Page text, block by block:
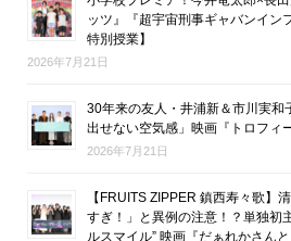
ッツ』『超宇宙刑事ギャバンイン
特別授業】
2026年7月21日
30年来の友人・井浦新＆市川実和
出せない空気感」映画『トロフィ
2026年7月21日
【FRUITS ZIPPER 鎮西寿々歌】
すぎ！」と異例の注意！？単独初
ルスマイル” 映画『だぁれかさん